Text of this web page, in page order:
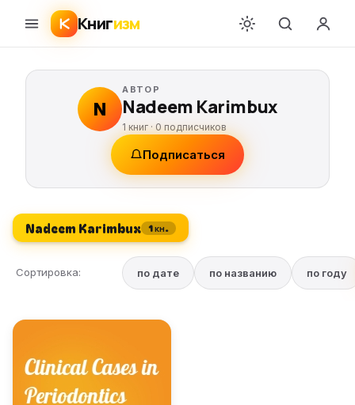
Книгизм
N
АВТОР
Nadeem Karimbux
1 книг ·0 подписчиков
Подписаться
Nadeem Karimbux 1 кн.
Сортировка: по дате по названию по году